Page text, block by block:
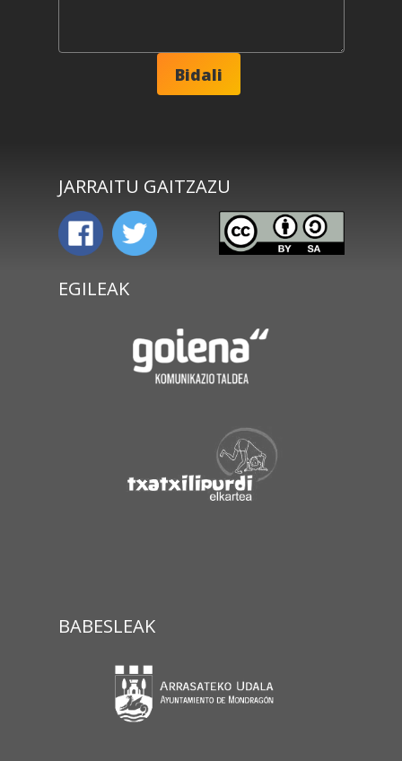
JARRAITU GAITZAZU
EGILEAK
BABESLEAK